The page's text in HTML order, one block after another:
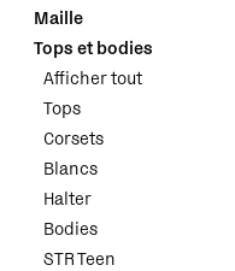
Maille
Tops et bodies
Afficher tout
Tops
Corsets
Blancs
Halter
Bodies
STR Teen